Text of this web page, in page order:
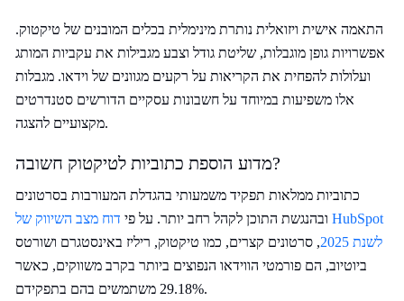
התאמה אישית ויזואלית נותרת מינימלית בכלים המובנים של טיקטוק.
אפשרויות גופן מוגבלות, שליטת גודל וצבע מגבילות את עקביות המותג
ועלולות להפחית את הקריאות על רקעים מגוונים של וידאו. מגבלות
אלו משפיעות במיוחד על חשבונות עסקיים הדורשים סטנדרטים
מקצועיים להצגה.
מדוע הוספת כתוביות לטיקטוק חשובה?
כתוביות ממלאות תפקיד משמעותי בהגדלת המעורבות בסרטונים
ובהנגשת התוכן לקהל רחב יותר. על פי דוח מצב השיווק של HubSpot
לשנת 2025
, סרטונים קצרים, כמו טיקטוק, ריליז באינסטגרם ושורטס
ביוטיוב, הם פורמטי הווידאו הנפוצים ביותר בקרב משווקים, כאשר
29.18% משתמשים בהם בתפקידם.